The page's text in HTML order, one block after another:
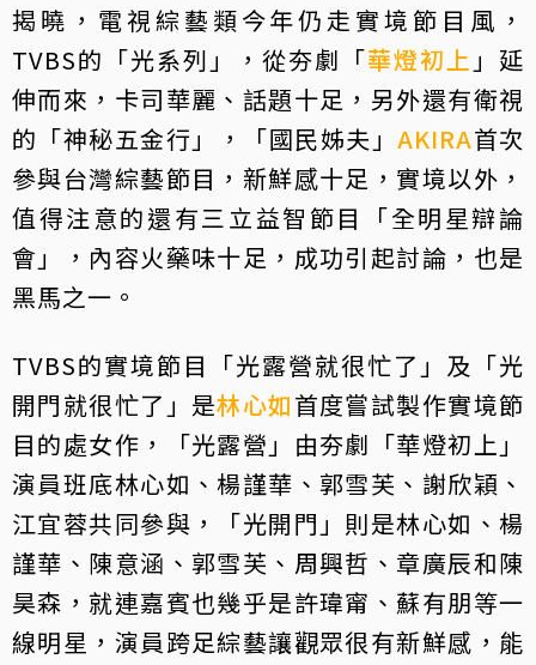
揭曉，電視綜藝類今年仍走實境節目風，
TVBS的「光系列」，從夯劇「華燈初上 」延
伸而來，卡司華麗、話題十足，另外還有衛視
的「神秘五金行」，「國民姊夫」AKIRA首次
參與台灣綜藝節目，新鮮感十足，實境以外，
值得注意的還有三立益智節目「全明星辯論
會」，內容火藥味十足，成功引起討論，也是
黑馬之一。
TVBS的實境節目「光露營就很忙了」及「光
開門就很忙了」是林心如首度嘗試製作實境節
目的處女作，「光露營」由夯劇「華燈初上」
演員班底林心如、楊謹華、郭雪芙、謝欣穎、
江宜蓉共同參與，「光開門」則是林心如、楊
謹華、陳意涵、郭雪芙、周興哲、章廣辰和陳
昊森，就連嘉賓也幾乎是許瑋甯、蘇有朋等一
線明星，演員跨足綜藝讓觀眾很有新鮮感，能